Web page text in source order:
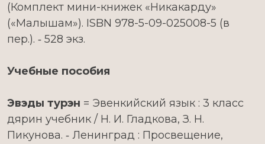
(Комплект мини-книжек «Никакарду»
(«Малышам»). ISBN 978-5-09-025008-5 (в
пер.). ‑ 528 экз.
Учебные пособия
Эвэды турэн = Эвенкийский язык : 3 класс
дярин учебник / Н. И. Гладкова, З. Н.
Пикунова. ‑ Ленинград : Просвещение,